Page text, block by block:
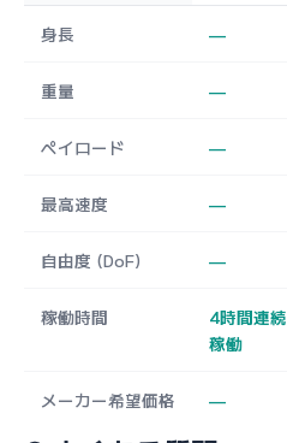
身長 —
重量 —
ペイロード —
最高速度 —
自由度 (DoF) —
稼働時間
4時間連続
稼働
メーカー希望価格 —